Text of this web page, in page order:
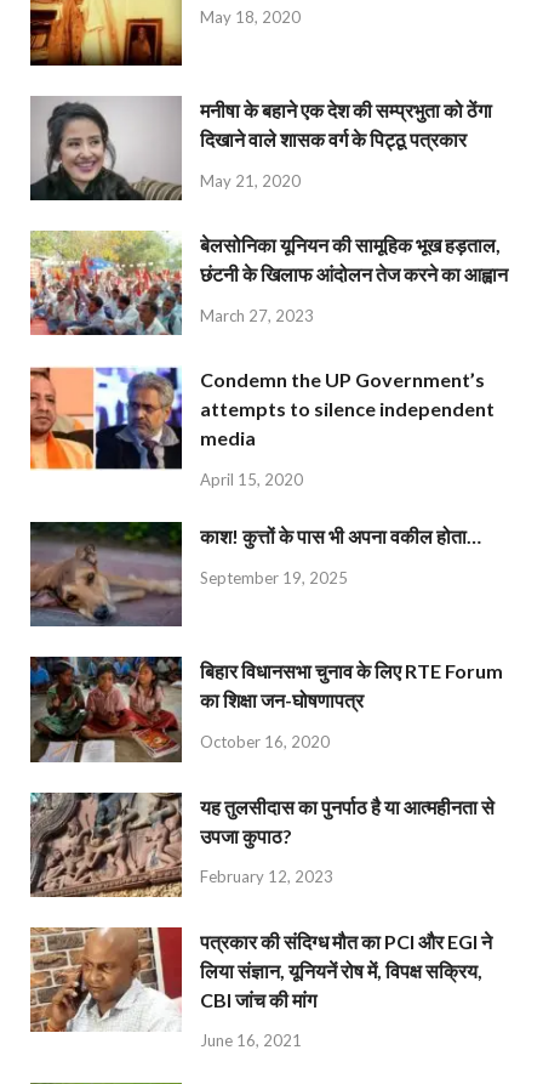
May 18, 2020
मनीषा के बहाने एक देश की सम्प्रभुता को ठेंगा
दिखाने वाले शासक वर्ग के पिट्ठू पत्रकार
May 21, 2020
बेलसोनिका यूनियन की सामूहिक भूख हड़ताल,
छंटनी के खिलाफ आंदोलन तेज करने का आह्वान
March 27, 2023
Condemn the UP Government’s
attempts to silence independent
media
April 15, 2020
काश! कुत्तों के पास भी अपना वकील होता…
September 19, 2025
बिहार विधानसभा चुनाव के लिए RTE Forum
का शिक्षा जन-घोषणापत्र
October 16, 2020
यह तुलसीदास का पुनर्पाठ है या आत्महीनता से
उपजा कुपाठ?
February 12, 2023
पत्रकार की संदिग्ध मौत का PCI और EGI ने
लिया संज्ञान, यूनियनें रोष में, विपक्ष सक्रिय,
CBI जांच की मांग
June 16, 2021